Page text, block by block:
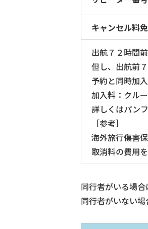
キャンセル料
出航７２時間
但し、出航前
予約と同時加
加入料：クル
詳しくはパン
［参考］
海外旅行傷害
取消料の費用
同行者がいる場合
同行者がいない